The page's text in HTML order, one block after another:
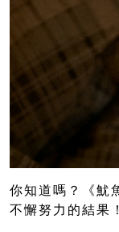
你知道嗎？《魷
不懈努力的結果！